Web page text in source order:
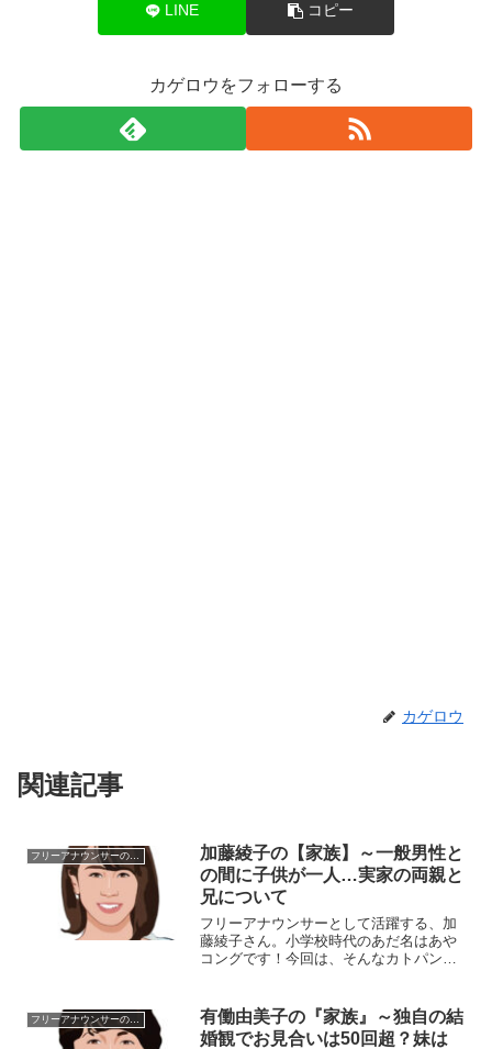
LINE コピー
カゲロウをフォローする
カゲロウ
関連記事
加藤綾子の【家族】～一般男性と
の間に子供が一人…実家の両親と
兄について
フリーアナウンサーとして活躍する、加
藤綾子さん。小学校時代のあだ名はあや
コングです！今回は、そんなカトパンを
前：加藤綾子（かとう・あやこ）生年月
日：1985年〈昭和60年...
フリーアナウンサーの家族
有働由美子の『家族』～独自の結
婚観でお見合いは50回超？妹は